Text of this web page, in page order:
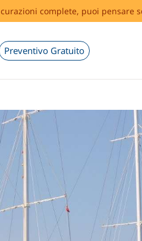
complete, puoi pensare
Preventivo Gratuito